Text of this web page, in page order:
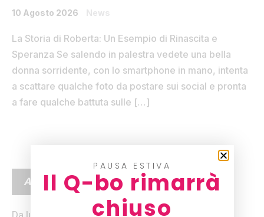
10 Agosto 2026 News
La Storia di Roberta: Un Esempio di Rinascita e
Speranza Se salendo in palestra vedete una bella
donna sorridente, con lo smartphone in mano, intenta
a scattare qualche foto da postare sui social e pronta
a fare qualche battuta sulle […]
ARTICOLI RECENTI
PAUSA ESTIVA
Il Q-bo rimarrà
chiuso